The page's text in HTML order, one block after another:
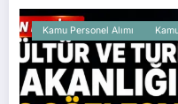
Kamu Personel Alımı